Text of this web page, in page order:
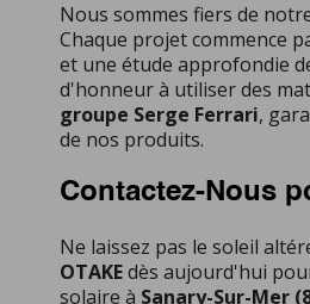
Nous sommes fiers de
Chaque projet commence
et une étude approfondie
d'honneur à utiliser des
groupe Serge Ferrari,
de nos produits.
Contactez-Nous
Ne laissez pas le soleil
OTAKEdès aujourd'hui
solaire à Sanary-Sur-Mer